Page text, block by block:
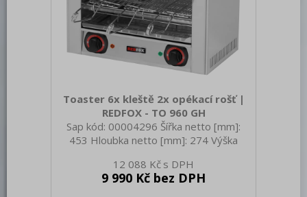
Toaster 6x kleště 2x opékací rošť |
REDFOX - TO 960 GH
Sap kód: 00004296 Šířka netto [mm]:
453 Hloubka netto [mm]: 274 Výška
11.00 Šířka brutto [mm]: 355 Hloubka
brutto [mm]: 500 Výška brutto [mm]:
12 088 Kč
9 990 Kč bez DPH